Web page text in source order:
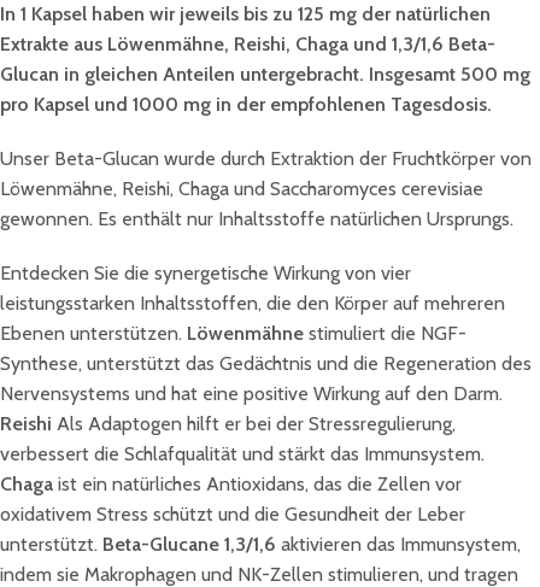
In 1 Kapsel haben wir jeweils bis zu 125 mg der natürlichen
Extrakte aus Löwenmähne, Reishi, Chaga und 1,3/1,6 Beta-
Glucan in gleichen Anteilen untergebracht. Insgesamt 500 mg
pro Kapsel und 1000 mg in der empfohlenen Tagesdosis.
Unser Beta-Glucan wurde durch Extraktion der Fruchtkörper von
Löwenmähne, Reishi, Chaga und Saccharomyces cerevisiae
gewonnen. Es enthält nur Inhaltsstoffe natürlichen Ursprungs.
Entdecken Sie die synergetische Wirkung von vier
leistungsstarken Inhaltsstoffen, die den Körper auf mehreren
Ebenen unterstützen. Löwenmähne stimuliert die NGF-
Synthese, unterstützt das Gedächtnis und die Regeneration des
Nervensystems und hat eine positive Wirkung auf den Darm.
Reishi Als Adaptogen hilft er bei der Stressregulierung,
verbessert die Schlafqualität und stärkt das Immunsystem.
Chaga ist ein natürliches Antioxidans, das die Zellen vor
oxidativem Stress schützt und die Gesundheit der Leber
unterstützt. Beta-Glucane 1,3/1,6 aktivieren das Immunsystem,
indem sie Makrophagen und NK-Zellen stimulieren, und tragen